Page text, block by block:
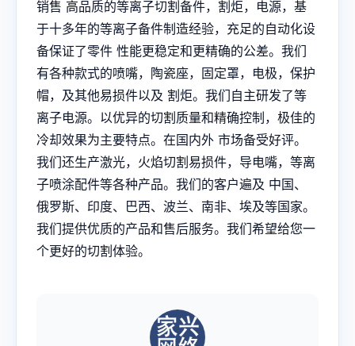
销售 高品质的等离子切割备件，割炬，电源，基
于十多年的等离子备件制造经验，充足的自动化设
备保证了零件 性能更稳定和更精确的公差。我们
有各种款式的喷嘴，陶瓷座，固定罩，电极，保护
帽，及其他易损件以及 割炬。我们自主研发了等
离子电源。以优异的切割质量和精确控制，极佳的
冷却效果为主要特点。在国内外 市场备受好评。
我们还生产激光，火焰切割易损件，导电嘴，等离
子喷涂配件等各种产品。我们的客户遍及 中国、
俄罗斯、印度、巴西、波兰、南非、埃及等国家。
我们提供优质的产品和售后服务。我们希望给您一
个更好的切割体验。